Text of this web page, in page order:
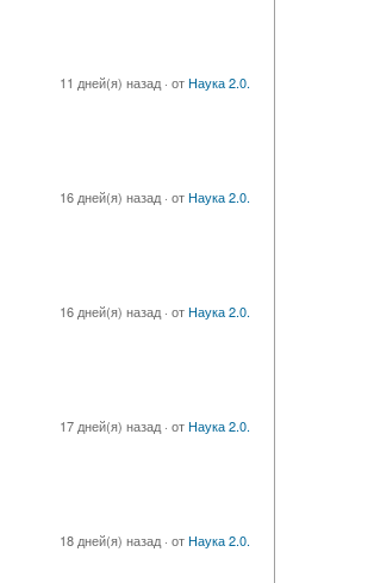
11 дней(я) назад· отНаука 2.0.
16 дней(я) назад· отНаука 2.0.
16 дней(я) назад· отНаука 2.0.
17 дней(я) назад· отНаука 2.0.
18 дней(я) назад· отНаука 2.0.